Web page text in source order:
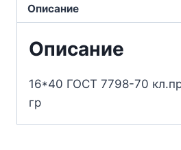
Описание
Описание
16*40 ГОСТ 7798-70
гр